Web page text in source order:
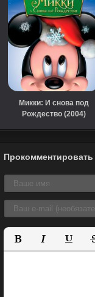
Микки: И снова под
Рождество (2004)
Прокомментировать
Полужирный
Курсив